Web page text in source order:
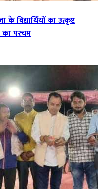
विद्यार्थियों का उत्कृष्ट
का परचम